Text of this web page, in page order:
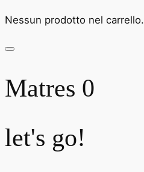
Nessun prodotto nel carrello.
Matres 0
let's go!